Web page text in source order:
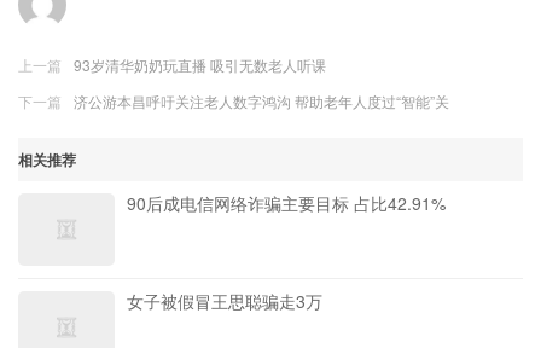
上一篇
93岁清华奶奶玩直播 吸引无数老人听课
下一篇
济公游本昌呼吁关注老人数字鸿沟 帮助老年人度过“智能”关
相关推荐
90后成电信网络诈骗主要目标 占比42.91%
女子被假冒王思聪骗走3万